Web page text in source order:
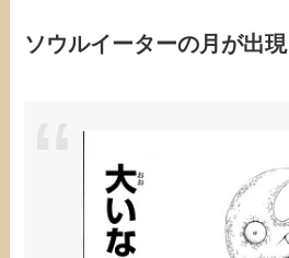
ソウルイーターの月が出現